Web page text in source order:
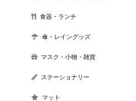
食器・ランチ
傘・レイングッズ
マスク・小物・雑貨
ステーショナリー
マット